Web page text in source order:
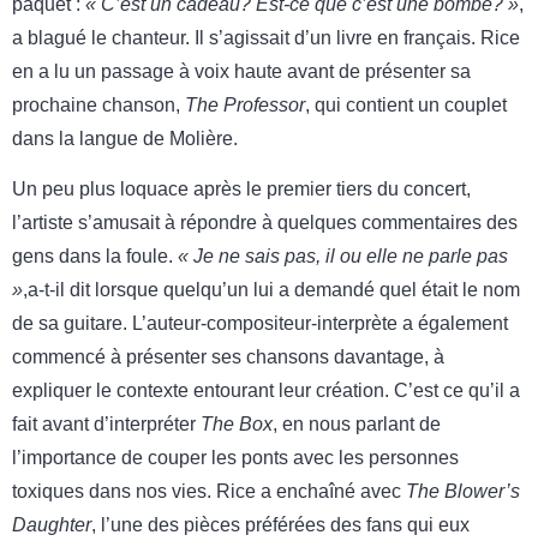
a blagué le chanteur. Il s’agissait d’un livre en français. Rice
en a lu un passage à voix haute avant de présenter sa
prochaine chanson, The Professor, qui contient un couplet
dans la langue de Molière.
Un peu plus loquace après le premier tiers du concert,
l’artiste s’amusait à répondre à quelques commentaires des
gens dans la foule. « Je ne sais pas, il ou elle ne parle pas
»,a-t-il dit lorsque quelqu’un lui a demandé quel était le nom
de sa guitare. L’auteur-compositeur-interprète a également
commencé à présenter ses chansons davantage, à
expliquer le contexte entourant leur création. C’est ce qu’il a
fait avant d’interpréter The Box, en nous parlant de
l’importance de couper les ponts avec les personnes
toxiques dans nos vies. Rice a enchaîné avec The Blower’s
Daughter, l’une des pièces préférées des fans qui eux